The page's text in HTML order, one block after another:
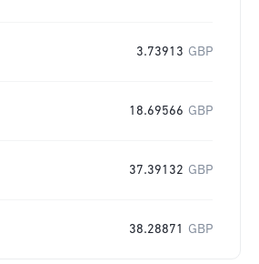
3.73913 GBP
18.69566 GBP
37.39132 GBP
38.28871 GBP